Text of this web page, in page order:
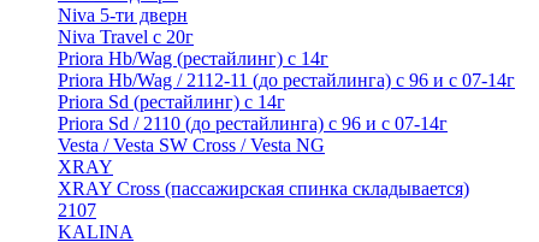
Niva 5-ти дверн
Niva Travel с 20г
Priora Hb/Wag (рестайлинг) с 14г
Priora Hb/Wag / 2112-11 (до рестайлинга) с 96 и с 07-14г
Priora Sd (рестайлинг) c 14г
Priora Sd / 2110 (до рестайлинга) с 96 и с 07-14г
Vesta / Vesta SW Cross / Vesta NG
XRAY
XRAY Cross (пассажирская спинка складывается)
2107
KALINA